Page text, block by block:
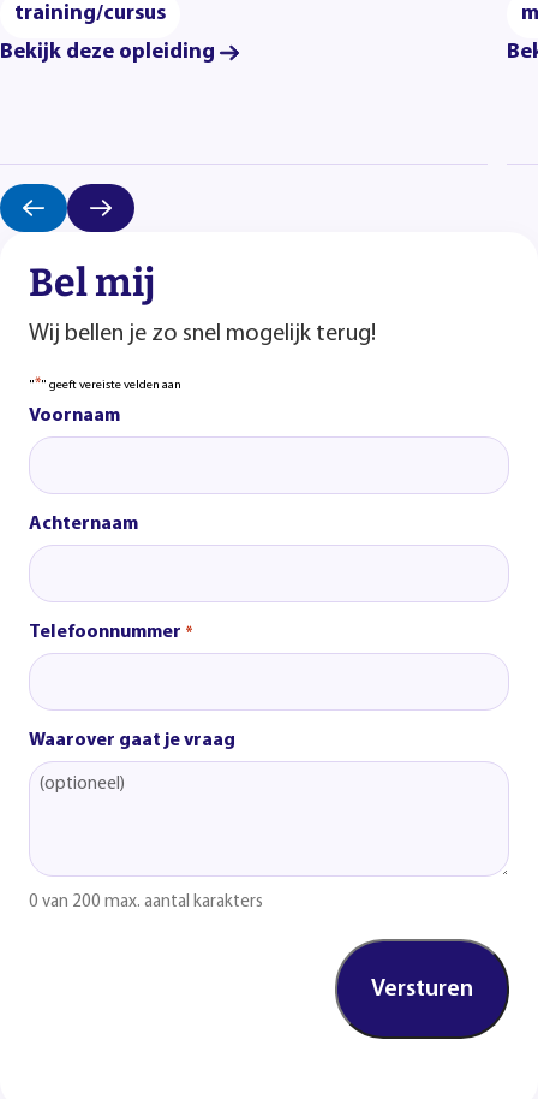
training/cursus
Bekijk deze opleiding
Bel mij
Wij bellen je zo snel mogelijk terug!
"*" geeft vereiste velden aan
Voornaam
Achternaam
Telefoonnummer *
Waarover gaat je vraag
0 van 200 max. aantal karakters